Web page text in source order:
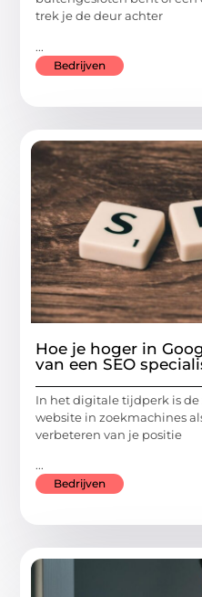
trek je de deur achter
...
Bedrijven
Hoe je hoger in
van een SEO
In het digitale tijdperk is
website in zoekmachines
verbeteren van je positie
...
Bedrijven